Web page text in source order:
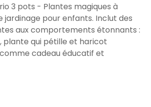
3 pots - Plantes magiques à
jardinage pour enfants. Inclut des
aux comportements étonnants :
plante qui pétille et haricot
cadeau éducatif et